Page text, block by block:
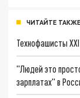
ЧИТАЙТЕ
Технофашисты
"Людей это
зарплатах" в